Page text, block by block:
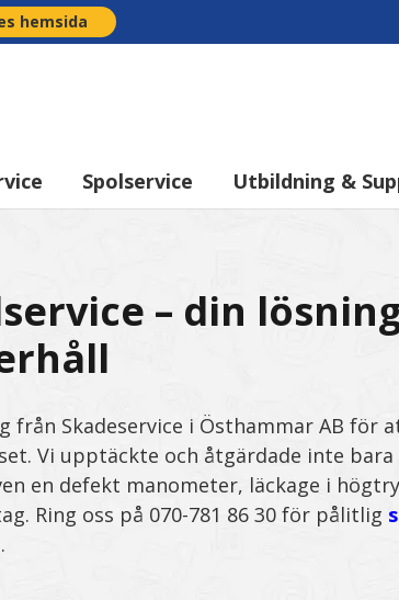
hemsida
Spolservice Utbildning &
– din
från Skadeservice i Östhammar AB för
Vi upptäckte och åtgärdade inte
en defekt manometer, läckage i
Ring oss på 070-781 86 30 för pålitlig